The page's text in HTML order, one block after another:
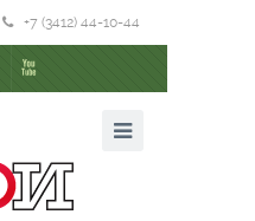
+7 (3412) 44-10-44
X